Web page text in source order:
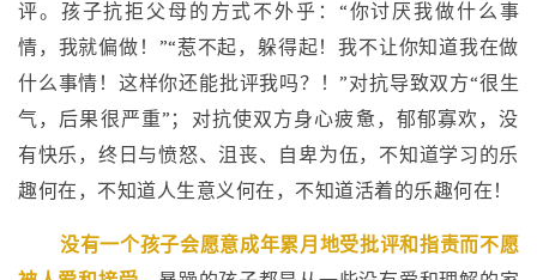
评。孩子抗拒父母的方式不外乎：“你讨厌我做什么事
情，我就偏做！”“惹不起，躲得起！我不让你知道我在做
什么事情！这样你还能批评我吗？！”对抗导致双方“很生
气，后果很严重”；对抗使双方身心疲惫，郁郁寡欢，没
有快乐，终日与愤怒、沮丧、自卑为伍，不知道学习的乐
趣何在，不知道人生意义何在，不知道活着的乐趣何在！
没有一个孩子会愿意成年累月地受批评和指责而不愿